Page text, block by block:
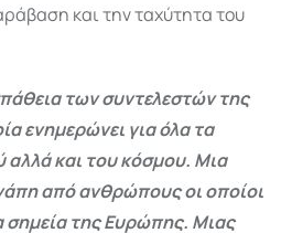
και την ταχύτητα του
των συντελεστών της
ενημερώνει για όλα τα
αλλά και του κόσμου. Μια
από ανθρώπους οι οποίοι
σημεία της Ευρώπης. Μιας